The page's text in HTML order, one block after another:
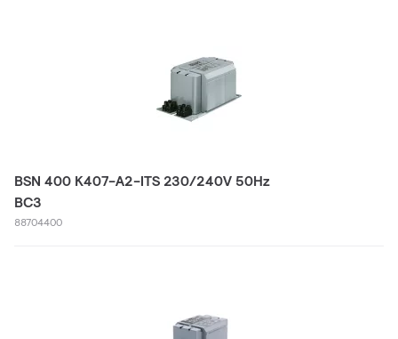
BSN 400 K407-A2-ITS 230/240V 50Hz
BC3
88704400